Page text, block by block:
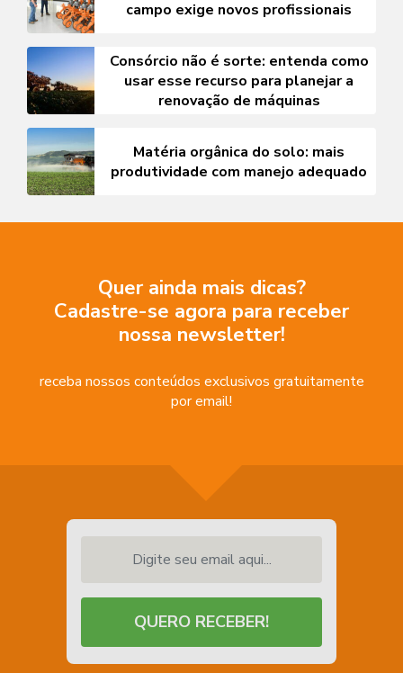
campo exige novos profissionais
Consórcio não é sorte: entenda como
usar esse recurso para planejar a
renovação de máquinas
Matéria orgânica do solo: mais
produtividade com manejo adequado
Quer ainda mais dicas?
Cadastre-se agora para receber
nossa newsletter!
receba nossos conteúdos exclusivos gratuitamente
por email!
QUERO RECEBER!